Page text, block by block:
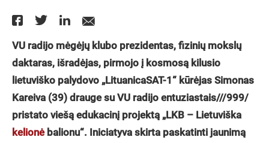
VU radijo mėgėjų klubo prezidentas, fizinių mokslų
daktaras, išradėjas, pirmojo į kosmosą kilusio
lietuviško palydovo „LituanicaSAT-1“ kūrėjas Simonas
Kareiva (39) drauge su VU radijo entuziastais///999/
pristato viešą edukacinį projektą „LKB – Lietuviška
kelionėbalionu“. Iniciatyva skirta paskatinti jaunimą